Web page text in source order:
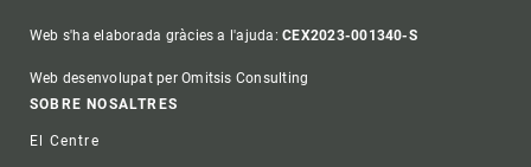
Web s'ha elaborada gràcies a l'ajuda:CEX2023-001340-S
Web desenvolupat per Omitsis Consulting
Footer
SOBRE NOSALTRES
El Centre